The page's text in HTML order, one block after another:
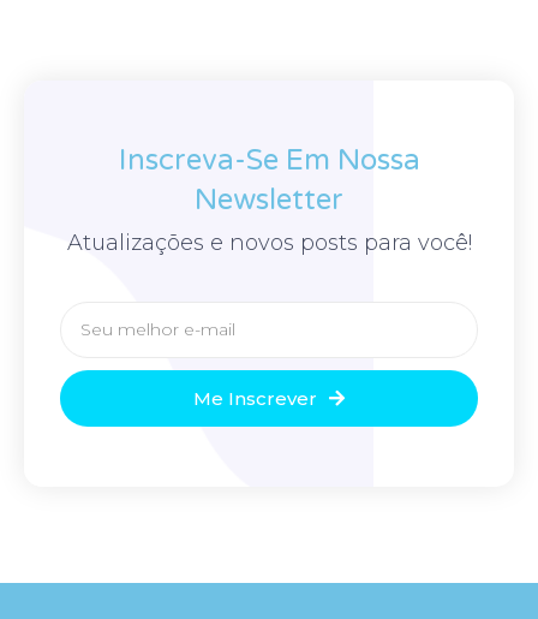
Inscreva-Se Em Nossa
Newsletter
Atualizações e novos posts para você!
Me Inscrever